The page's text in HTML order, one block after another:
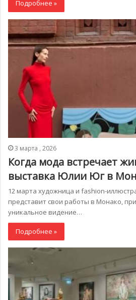
Подробнее »
3 марта , 2026
Когда мода встречает
выставка Юлии Юг в
12 марта художница и fashion-
представит свои работы в Монако,
уникальное видение…
Подробнее »